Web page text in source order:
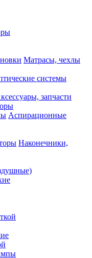
Матрасы, чехлы
системы
запчасти
Аспирационные
Наконечники,